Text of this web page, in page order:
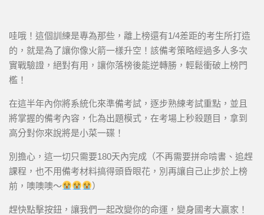
哇哦！這個訓練是專為那些，離上榜還有1/4差距的考生所打造
的，就是為了讓你像火箭一樣升空！該備考策略經過多人多次
實戰驗證，絕對有用，讓你落榜後能逆轉勝，輕鬆衝破上榜門
檻！
在這半年內你將系統化來準備考試，逐步熟練考試重點，並且
將掌握的備考內容，化為出題模式，在考場上秒殺題目，拿到
高分對你來說將是小菜一碟！
別擔心，這一切只需要180天內完成（不再需要拼命啃書、追趕
課程，也不用備考材料搞得頭昏眼花，別再讓自己止步於上榜
前，噢噢噢～
）
趕快點擊按鈕，讓我們一起改變你的命運，變身國考大贏家！